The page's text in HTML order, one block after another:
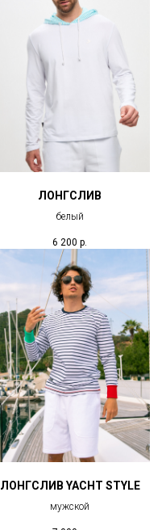
ЛОНГСЛИВ
белый
6 200 р.
ЛОНГСЛИВ YACHT STYLE
мужской